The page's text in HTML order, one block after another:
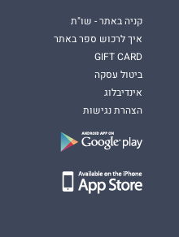
קניה באתר - שו"ת
איך לרכוש ספר באתר
GIFT CARD
ביטול עסקה
אינדיבלוג
הצהרת נגישות